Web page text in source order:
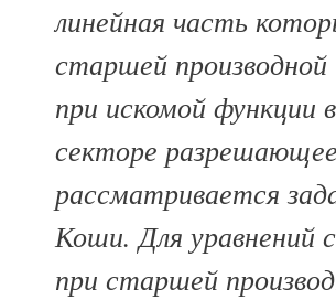
линейная часть
старшей
при искомой функции
секторе
рассматривается
Коши. Для
при старшей